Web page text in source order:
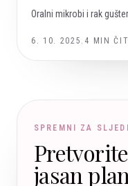
Oralni mikrobi i rak
6. 10. 2025. 4 MIN
SPREMNI ZA
jasan